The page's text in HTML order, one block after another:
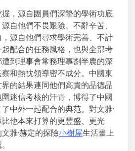
，源自團員們深摯的學術功底
自他們不畏艱險、不辭辛苦、
源自他們尋求學術完善、不計
配合的任務風格，也與全部考
到理事會常務理事劉半農的深
和熱忱領導密不成分。中國東
的結果連同他們高貴的品德品
迷信考核的汗青，博得了中國
中外一起配合的典范。對文雅·
他本來打算的更豐盛、更光
雅·赫定的探險小樹屋生活畫上